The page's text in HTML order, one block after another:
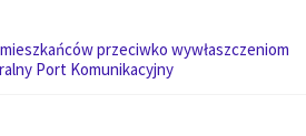
przeciwko wywłaszczeniom
Port Komunikacyjny